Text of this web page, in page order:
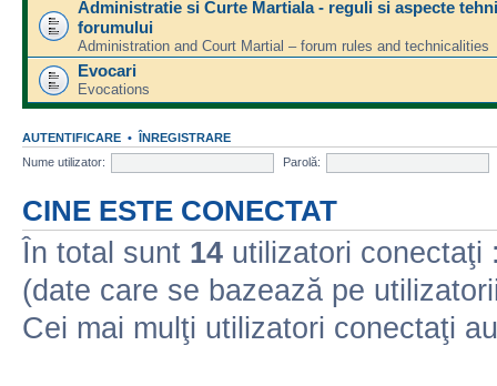
Administratie si Curte Martiala - reguli si aspecte
forumului
Administration and Court Martial – forum rules and technicalities
Evocari
Evocations
AUTENTIFICARE • ÎNREGISTRARE
Nume utilizator:
Parolă:
CINE ESTE CONECTAT
În total sunt 14 utilizatori conectaţi
(date care se bazează pe
Cei mai mulţi utilizatori conectaţi